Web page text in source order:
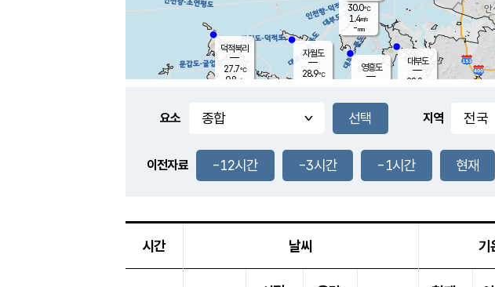
풍도
2.0m/s
30.0℃
1.4m/s
-mm
영흥도
자월도
28.9℃
28.4
대부도
28.8
-
덕적북리
27.7℃
0.8 m/s
요소 지역
이전자료 -12시간 -3시간 -1시간 현재
시간 날씨